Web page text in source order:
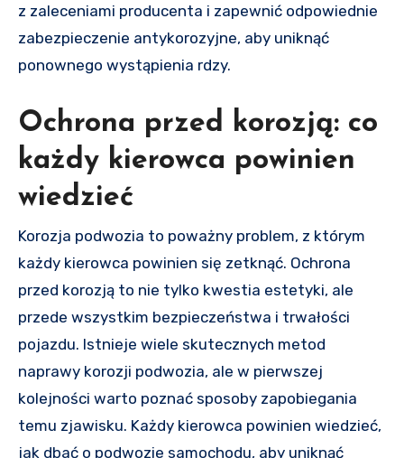
z zaleceniami producenta i zapewnić odpowiednie
zabezpieczenie antykorozyjne, aby uniknąć
ponownego wystąpienia rdzy.
Ochrona przed korozją: co
każdy kierowca powinien
wiedzieć
Korozja podwozia to poważny problem, z którym
każdy kierowca powinien się zetknąć. Ochrona
przed korozją to nie tylko kwestia estetyki, ale
przede wszystkim bezpieczeństwa i trwałości
pojazdu. Istnieje wiele skutecznych metod
naprawy korozji podwozia, ale w pierwszej
kolejności warto poznać sposoby zapobiegania
temu zjawisku. Każdy kierowca powinien wiedzieć,
jak dbać o podwozie samochodu, aby uniknąć